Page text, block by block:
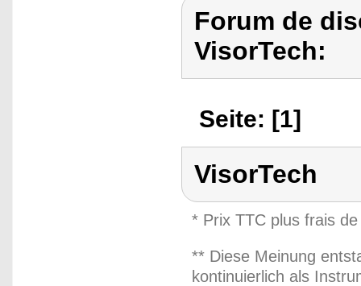
Forum de
VisorTech:
Seite: [1]
VisorTech
* Prix TTC plus frais
** Diese Meinung
kontinuierlich als